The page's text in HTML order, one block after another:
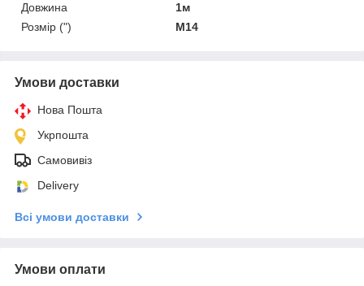
Довжина
1м
Розмір (")
М14
Умови доставки
Нова Пошта
Укрпошта
Самовивіз
Delivery
Всі умови доставки
Умови оплати